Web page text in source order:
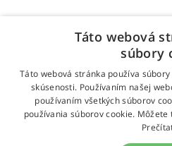
Táto webová
súbory
Táto webová stránka používa
skúsenosti. Používaním našej
používaním všetkých súborov
používania súborov cookie. Môžete